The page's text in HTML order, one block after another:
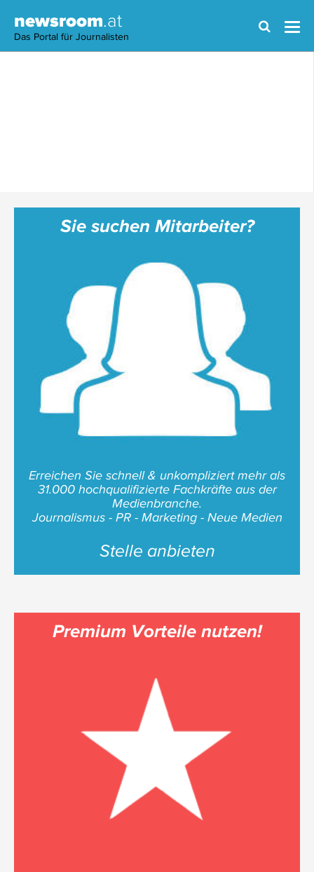
newsroom.at
Das Portal für Journalisten
Sie suchen Mitarbeiter?
Erreichen Sie schnell & unkompliziert mehr als
31.000 hochqualifizierte Fachkräfte aus der
Medienbranche.
Journalismus - PR - Marketing - Neue Medien
Stelle anbieten
Premium Vorteile nutzen!